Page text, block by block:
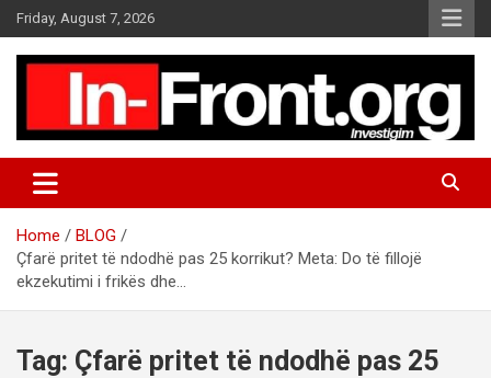
k
Friday, August 7, 2026
Home
BLOG
Çfarë pritet të ndodhë pas 25 korrikut? Meta: Do të fillojë
ekzekutimi i frikës dhe…
Tag: Çfarë pritet të ndodhë pas 25